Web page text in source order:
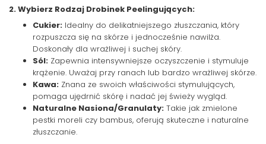
2. Wybierz Rodzaj Drobinek Peelingujących:
Cukier: Idealny do delikatniejszego złuszczania, który
rozpuszcza się na skórze i jednocześnie nawilża.
Doskonały dla wrażliwej i suchej skóry.
Sól: Zapewnia intensywniejsze oczyszczenie i stymuluje
krążenie. Uważaj przy ranach lub bardzo wrażliwej skórze.
Kawa: Znana ze swoich właściwości stymulujących,
pomaga ujędrnić skórę i nadać jej świeży wygląd.
Naturalne Nasiona/Granulaty: Takie jak zmielone
pestki moreli czy bambus, oferują skuteczne i naturalne
złuszczanie.